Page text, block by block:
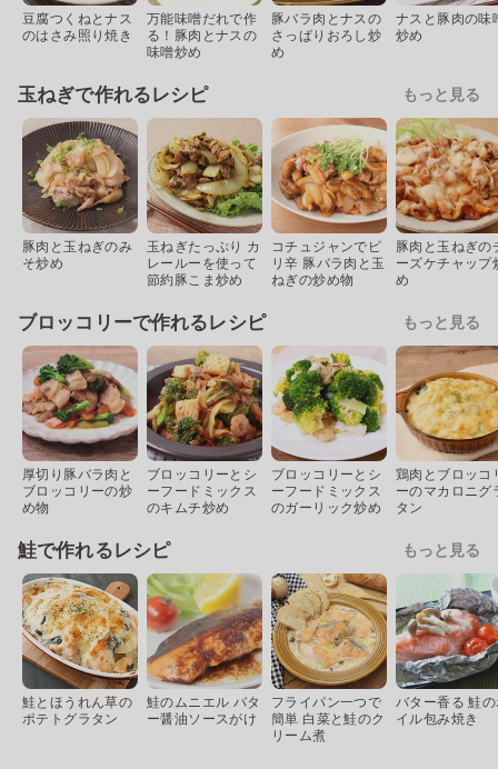
豆腐つくねとナス
のはさみ照り焼き
万能味噌だれで作
る！豚肉とナスの
味噌炒め
豚バラ肉とナスの
さっぱりおろし炒
め
ナスと豚肉の味
炒め
玉ねぎで作れるレシピ もっと見る
豚肉と玉ねぎのみ
そ炒め
玉ねぎたっぷり カ
レールーを使って
節約豚こま炒め
コチュジャンでピ
リ辛 豚バラ肉と玉
ねぎの炒め物
豚肉と玉ねぎの
ーズケチャップ
め
ブロッコリーで作れるレシピ もっと見る
厚切り豚バラ肉と
ブロッコリーの炒
め物
ブロッコリーとシ
ーフードミックス
のキムチ炒め
ブロッコリーとシ
ーフードミックス
のガーリック炒め
鶏肉とブロッコ
ーのマカロニグ
タン
鮭で作れるレシピ もっと見る
鮭とほうれん草の
ポテトグラタン
鮭のムニエル バタ
ー醤油ソースがけ
フライパン一つで
簡単 白菜と鮭のク
リーム煮
バター香る 鮭
イル包み焼き